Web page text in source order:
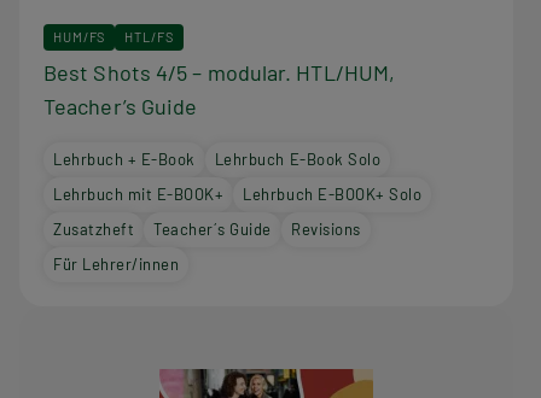
HUM/FS HTL/FS
Best Shots 4/5 – modular. HTL/HUM,
Teacher’s Guide
Lehrbuch + E-Book
Lehrbuch E-Book Solo
Lehrbuch mit E-BOOK+
Lehrbuch E-BOOK+ Solo
Zusatzheft
Teacher´s Guide
Revisions
Für Lehrer/innen